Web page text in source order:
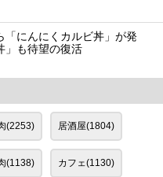
「にんにくカルビ丼」が発
」も待望の復活
(2253) 居酒屋(1804)
(1138) カフェ(1130)